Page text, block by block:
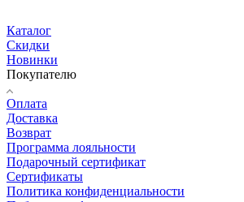
Каталог
Скидки
Новинки
Покупателю
Оплата
Доставка
Возврат
Программа лояльности
Подарочный сертификат
Сертификаты
Политика конфиденциальности